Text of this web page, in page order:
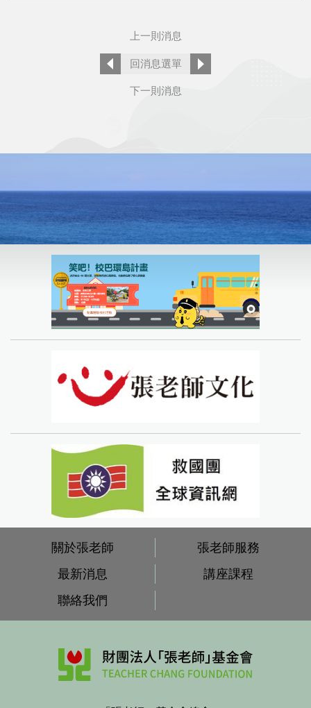
上一則消息
回消息選單
下一則消息
關於張老師
張老師服務
最新消息
講座課程
聯絡我們